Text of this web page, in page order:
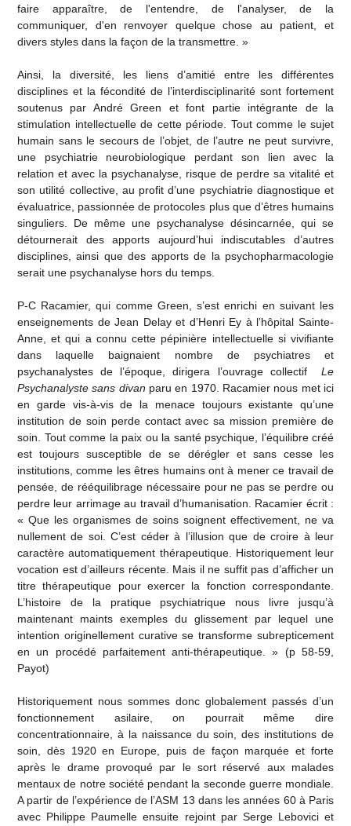
faire apparaître, de l'entendre, de l'analyser, de la
communiquer, d'en renvoyer quelque chose au patient, et
divers styles dans la façon de la transmettre. »
Ainsi, la diversité, les liens d’amitié entre les différentes
disciplines et la fécondité de l’interdisciplinarité sont fortement
soutenus par André Green et font partie intégrante de la
stimulation intellectuelle de cette période. Tout comme le sujet
humain sans le secours de l’objet, de l’autre ne peut survivre,
une psychiatrie neurobiologique perdant son lien avec la
relation et avec la psychanalyse, risque de perdre sa vitalité et
son utilité collective, au profit d’une psychiatrie diagnostique et
évaluatrice, passionnée de protocoles plus que d’êtres humains
singuliers. De même une psychanalyse désincarnée, qui se
détournerait des apports aujourd’hui indiscutables d’autres
disciplines, ainsi que des apports de la psychopharmacologie
serait une psychanalyse hors du temps.
P-C Racamier, qui comme Green, s’est enrichi en suivant les
enseignements de Jean Delay et d’Henri Ey à l’hôpital Sainte-
Anne, et qui a connu cette pépinière intellectuelle si vivifiante
dans laquelle baignaient nombre de psychiatres et
psychanalystes de l’époque, dirigera l’ouvrage collectif Le
Psychanalyste sans divan paru en 1970. Racamier nous met ici
en garde vis-à-vis de la menace toujours existante qu’une
institution de soin perde contact avec sa mission première de
soin. Tout comme la paix ou la santé psychique, l’équilibre créé
est toujours susceptible de se dérégler et sans cesse les
institutions, comme les êtres humains ont à mener ce travail de
pensée, de rééquilibrage nécessaire pour ne pas se perdre ou
perdre leur arrimage au travail d’humanisation. Racamier écrit :
« Que les organismes de soins soignent effectivement, ne va
nullement de soi. C’est céder à l’illusion que de croire à leur
caractère automatiquement thérapeutique. Historiquement leur
vocation est d’ailleurs récente. Mais il ne suffit pas d’afficher un
titre thérapeutique pour exercer la fonction correspondante.
L’histoire de la pratique psychiatrique nous livre jusqu’à
maintenant maints exemples du glissement par lequel une
intention originellement curative se transforme subrepticement
en un procédé parfaitement anti-thérapeutique. » (p 58-59,
Payot)
Historiquement nous sommes donc globalement passés d’un
fonctionnement asilaire, on pourrait même dire
concentrationnaire, à la naissance du soin, des institutions de
soin, dès 1920 en Europe, puis de façon marquée et forte
après le drame provoqué par le sort réservé aux malades
mentaux de notre société pendant la seconde guerre mondiale.
A partir de l’expérience de l’ASM 13 dans les années 60 à Paris
avec Philippe Paumelle ensuite rejoint par Serge Lebovici et